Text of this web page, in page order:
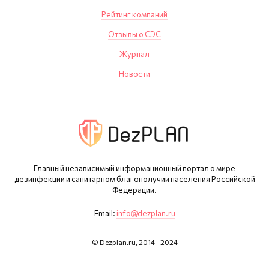
Главный независимый информационный портал о мире
дезинфекции и санитарном благополучии населения Российской
Федерации.
Email: info@dezplan.ru
© Dezplan.ru, 2014—2024
Рейтинг компаний
Отзывы о СЭС
Журнал
Новости